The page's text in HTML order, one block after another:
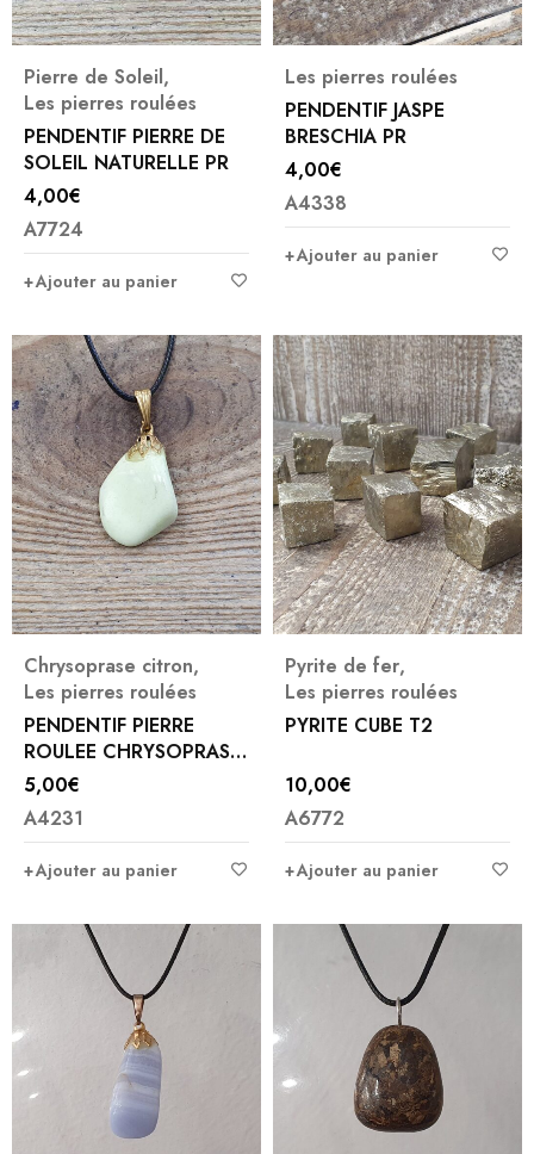
Pierre de Soleil,
Les pierres roulées
PENDENTIF PIERRE DE
SOLEIL NATURELLE PR
4,00€
A7724
Ajouter au panier
Les pierres roulées
PENDENTIF JASPE
BRESCHIA PR
4,00€
A4338
Ajouter au panier
Chrysoprase citron,
Les pierres roulées
PENDENTIF PIERRE
ROULEE CHRYSOPRASE
CITRON
5,00€
A4231
Ajouter au panier
Pyrite de fer,
Les pierres roulées
PYRITE CUBE T2
10,00€
A6772
Ajouter au panier